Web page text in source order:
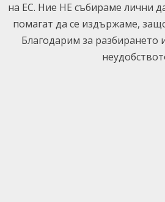
на ЕС. Ние НЕ събираме лични
помагат да се издържаме,
Благодарим за разбирането